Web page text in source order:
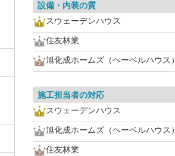
設備・内装の質
スウェーデンハウス
住友林業
旭化成ホームズ（ヘーベルハウス）
施工担当者の対応
スウェーデンハウス
旭化成ホームズ（ヘーベルハウス）
住友林業